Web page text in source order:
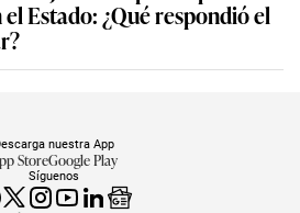
Estado: ¿Qué respondió el
Síguenos
nuestra App
StoreGoogle Play